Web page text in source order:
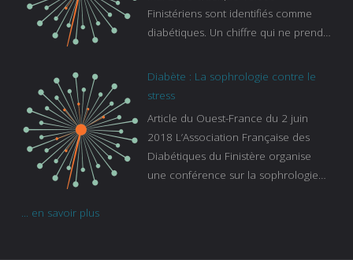
Finistériens sont identifiés comme
diabétiques. Un chiffre qui ne prend
s’ignorent. « C’est une pathologie qui
continue à augmenter, souligne
de la Caisse primaire d’assurance-
maladie. C’est aussi une pathologie
qui peut être handicapante et coûte
cher quand on sait que 37 % des
Diabète : La sophrologie contre le
stress
Article du Ouest-France du 2 juin
2018 L’Association Française des
Diabétiques du Finistère organise
une conférence sur la sophrologie
... en savoir plus